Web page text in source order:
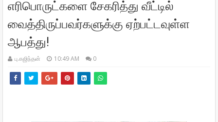
எரிபொருட்களை சேகரித்து வீட்டில்
வைத்திருப்பவர்களுக்கு ஏற்பட்டவுள்ள
ஆபத்து!
பு.கஜிந்தன் 10:49 AM 0